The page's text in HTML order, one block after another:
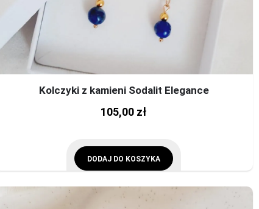
Kolczyki z kamieni Sodalit Elegance
105,00 zł
DODAJ DO KOSZYKA